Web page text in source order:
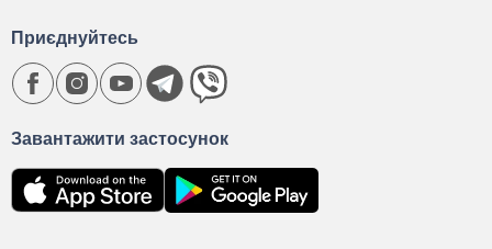
Завантажити застосунок
Приєднуйтесь